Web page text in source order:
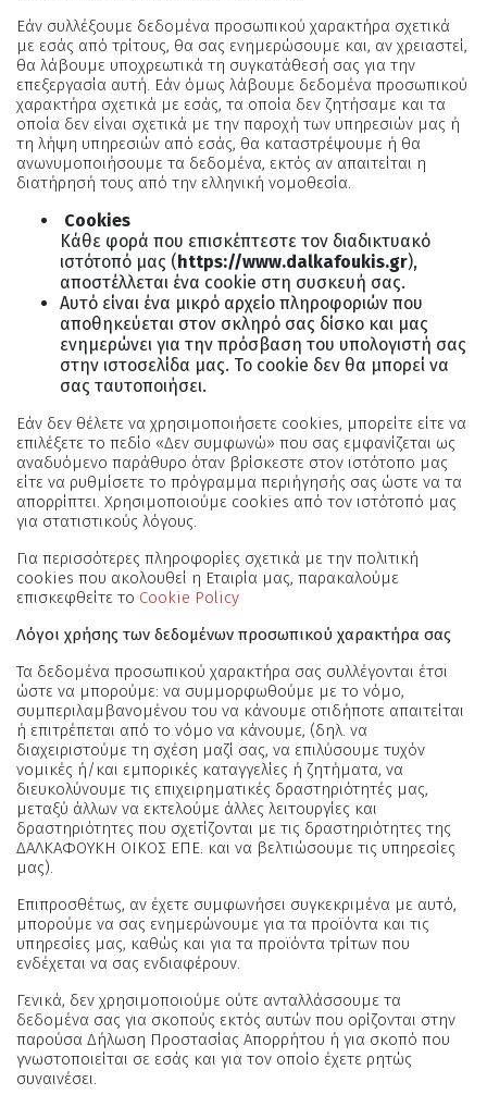
Εάν συλλέξουμε δεδομένα προσωπικού χαρακτήρα σχετικά
με εσάς από τρίτους, θα σας ενημερώσουμε και, αν χρειαστεί,
θα λάβουμε υποχρεωτικά τη συγκατάθεσή σας για την
επεξεργασία αυτή. Εάν όμως λάβουμε δεδομένα προσωπικού
χαρακτήρα σχετικά με εσάς, τα οποία δεν ζητήσαμε και τα
οποία δεν είναι σχετικά με την παροχή των υπηρεσιών μας ή
τη λήψη υπηρεσιών από εσάς, θα καταστρέψουμε ή θα
ανωνυμοποιήσουμε τα δεδομένα, εκτός αν απαιτείται η
διατήρησή τους από την ελληνική νομοθεσία.
Cookies
Κάθε φορά που επισκέπτεστε τον διαδικτυακό
ιστότοπό μας (https://www.dalkafoukis.gr),
αποστέλλεται ένα cookie στη συσκευή σας.
Αυτό είναι ένα μικρό αρχείο πληροφοριών που
αποθηκεύεται στον σκληρό σας δίσκο και μας
ενημερώνει για την πρόσβαση του υπολογιστή σας
στην ιστοσελίδα μας. Το cookie δεν θα μπορεί να
σας ταυτοποιήσει.
Εάν δεν θέλετε να χρησιμοποιήσετε cookies, μπορείτε είτε να
επιλέξετε τo πεδίο «Δεν συμφωνώ» που σας εμφανίζεται ως
αναδυόμενο παράθυρο όταν βρίσκεστε στον ιστότοπο μας
είτε να ρυθμίσετε το πρόγραμμα περιήγησής σας ώστε να τα
απορρίπτει. Χρησιμοποιούμε cookies από τον ιστότοπό μας
για στατιστικούς λόγους.
Για περισσότερες πληροφορίες σχετικά με την πολιτική
cookies που ακολουθεί η Εταιρία μας, παρακαλούμε
επισκεφθείτε το Cookie Policy
Λόγοι χρήσης των δεδομένων προσωπικού χαρακτήρα σας
Τα δεδομένα προσωπικού χαρακτήρα σας συλλέγονται έτσι
ώστε να μπορούμε: να συμμορφωθούμε με το νόμο,
συμπεριλαμβανομένου του να κάνουμε οτιδήποτε απαιτείται
ή επιτρέπεται από το νόμο να κάνουμε, (δηλ. να
διαχειριστούμε τη σχέση μαζί σας, να επιλύσουμε τυχόν
νομικές ή/και εμπορικές καταγγελίες ή ζητήματα, να
διευκολύνουμε τις επιχειρηματικές δραστηριότητές μας,
μεταξύ άλλων να εκτελούμε άλλες λειτουργίες και
δραστηριότητες που σχετίζονται με τις δραστηριότητες της
ΔΑΛΚΑΦΟΥΚΗ ΟΙΚΟΣ ΕΠΕ. και να βελτιώσουμε τις υπηρεσίες
μας).
Επιπροσθέτως, αν έχετε συμφωνήσει συγκεκριμένα με αυτό,
μπορούμε να σας ενημερώνουμε για τα προϊόντα και τις
υπηρεσίες μας, καθώς και για τα προϊόντα τρίτων που
ενδέχεται να σας ενδιαφέρουν.
Γενικά, δεν χρησιμοποιούμε ούτε ανταλλάσσουμε τα
δεδομένα σας για σκοπούς εκτός αυτών που ορίζονται στην
παρούσα Δήλωση Προστασίας Απορρήτου ή για σκοπό που
γνωστοποιείται σε εσάς και για τον οποίο έχετε ρητώς
συναινέσει.